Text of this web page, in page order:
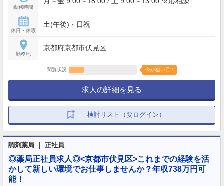
勤務時間
休日・休暇
土(午後)・日祝
勤務地
京都府京都市伏見区
閲覧状況 今が狙い目！
求人の詳細を見る
検討リスト（要ログイン）
調剤薬局 ｜ 正社員
◎薬局正社員求人◎<京都市伏見区>これまでの経験を活
かして新しい環境でお仕事しませんか？年収738万円可
能！